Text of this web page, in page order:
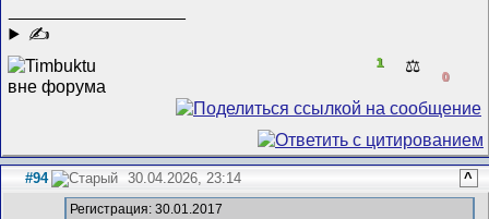
✍
1 ⚖️
0
#94 30.04.2026, 23:14 ^
Регистрация: 30.01.2017